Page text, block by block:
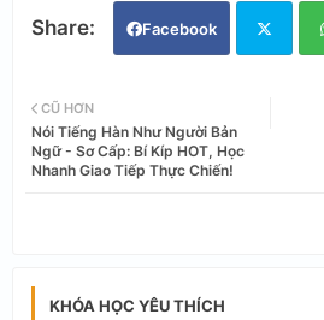
Facebook
CŨ HƠN
Nói Tiếng Hàn Như Người Bản
Ngữ - Sơ Cấp: Bí Kíp HOT, Học
Nhanh Giao Tiếp Thực Chiến!
KHÓA HỌC YÊU THÍCH